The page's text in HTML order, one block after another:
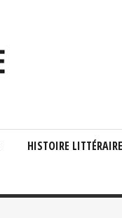
HISTOIRE LITTÉRAIRE